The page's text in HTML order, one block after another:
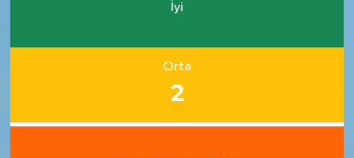
İyi
Orta
2